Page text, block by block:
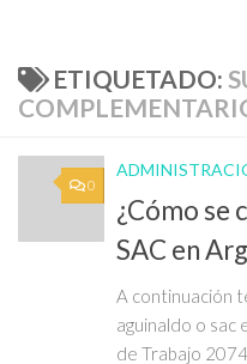
ETIQUETADO:
0
¿Cómo se
SAC en
A continuación
aguinaldo o sac
de Trabajo